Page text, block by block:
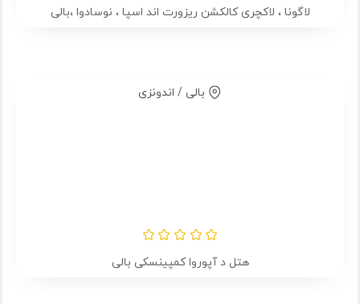
لاگونا ، لاکچری کالکشن ریزورت اند اسپا ، نوسادوا ،بالی
بالی / اندونزی
هتل د آپوروا کمپینسکی بالی